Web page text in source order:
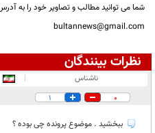
شما می توانید مطالب و تصاویر خود را به
bultannews@gmail.com
نظرات بینندگان
در انتظار بررسی:
ناشناس |
0
1
ببخشید . موضوع پرونده چی بوده ؟